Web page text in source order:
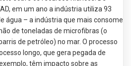
em um ano a indústria utiliza 93
água – a indústria que mais consome
de toneladas de microfibras (o
de petróleo) no mar. O processo
longo, que gera pegada de
têm impacto sobre as